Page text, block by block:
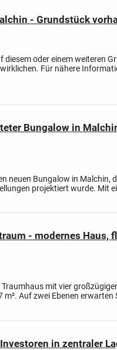
- Grundstück
diesem oder einem weiteren
Für nähere
Bungalow in
neuen Bungalow in Malchin,
projektiert wurde. Mit
und einem...
- modernes Haus,
mit vier
Auf zwei Ebenen erwarten
sowie ein separates...
in zentraler